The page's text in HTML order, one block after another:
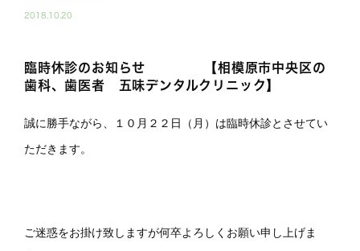
2018.10.20
臨時休診のお知らせ 【相模原市中央区の
歯科、歯医者 五味デンタルクリニック】
誠に勝手ながら、１０月２２日（月）は臨時休診とさせてい
ただきます。
ご迷惑をお掛け致しますが何卒よろしくお願い申し上げま